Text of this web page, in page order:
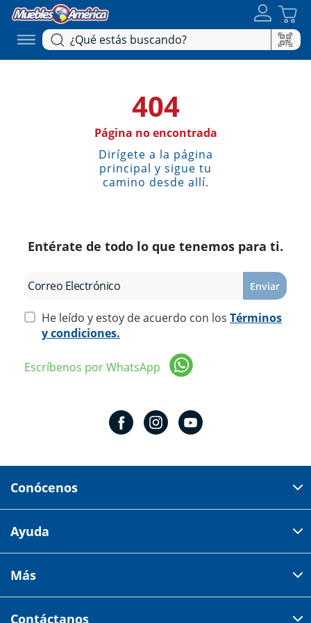
404
Página no encontrada
Dirígete a la página
principal y sigue tu
camino desde allí.
Entérate de todo lo que tenemos para ti.
Enviar
He leído y estoy de acuerdo con los Términos
y condiciones.
Escríbenos por WhatsApp
Conócenos
Av 18 de marzo # 309. Colonia la Nogalera.
Tiendas
Ayuda
Centro de ayuda
Más
Contáctanos